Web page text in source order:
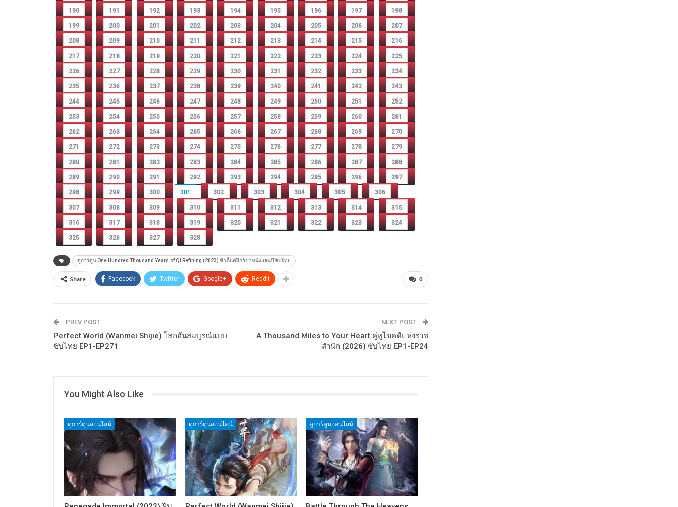
190 191 192 193 194 195 196 197 198
199 200 201 202 203 204 205 206 207
208 209 210 211 212 213 214 215 216
217 218 219 220 221 222 223 224 225
226 227 228 229 230 231 232 233 234
235 236 237 238 239 240 241 242 243
244 245 246 247 248 249 250 251 252
253 254 255 256 257 258 259 260 261
262 263 264 265 266 267 268 269 270
271 272 273 274 275 276 277 278 279
280 281 282 283 284 285 286 287 288
289 290 291 292 293 294 295 296 297
298 299 300 301 302 303 304 305 306
307 308 309 310 311 312 313 314 315
316 317 318 319 320 321 322 323 324
325 326 327 328
ดูการ์ตูน One Hundred Thousand Years of Qi Refining (2023) ข้าก็แค่ฝึกวิชาหนึ่งแสนปี ซับไทย
0
Share Facebook Twitter Google+ ReddIt
PREV POST
Perfect World (Wanmei Shijie) โลกอันสมบูรณ์แบบ
ซับไทย EP1-EP271
NEXT POST
A Thousand Miles to Your Heart คู่หูไขคดีแห่งราช
สำนัก (2026) ซับไทย EP1-EP24
You Might Also Like
ดูการ์ตูนออนไลน์ ดูการ์ตูนออนไลน์ ดูการ์ตูนออนไลน์